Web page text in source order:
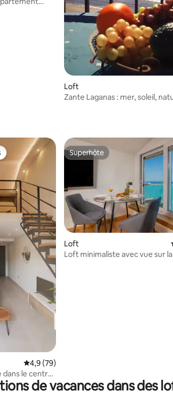
Loft
Zante Laganas : mer, soleil,
Évaluation moyenne sur la base de 79
4,9 (79)
le centre-
Superhôte
Superhôte
Loft
Loft minimaliste avec vue sur
de vacances dans des